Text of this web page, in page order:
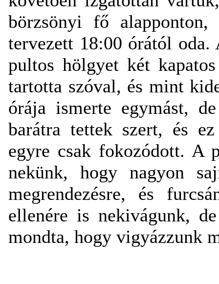
börzsönyi fő alapponton,
tervezett 18:00 órától
pultos hölgyet két
tartotta szóval, és mint
órája ismerte egymást,
barátra tettek szert, és
egyre csak fokozódott. A
nekünk, hogy nagyon
megrendezésre, és
ellenére is nekivágunk,
mondta, hogy vigyázzunk